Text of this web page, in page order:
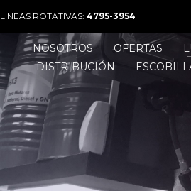
LINEAS ROTATIVAS: 4795-3954
NOSOTROS OFERTAS
DISTRIBUCIÓN